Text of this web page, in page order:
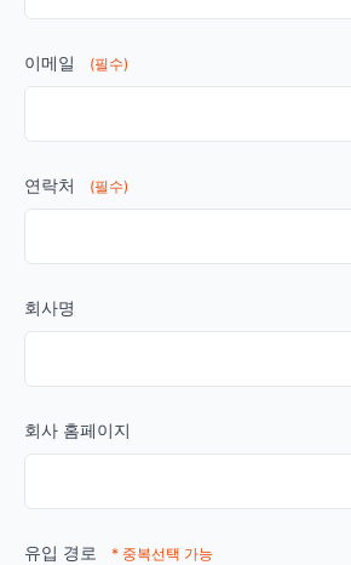
이메일 (필수)
연락처 (필수)
회사명
회사 홈페이지
유입 경로 * 중복선택 가능